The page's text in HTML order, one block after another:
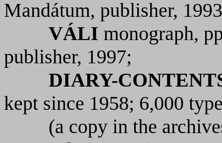
Mandátum, publisher,
VÁLI monograph,
publisher, 1997;
DIARY-
kept since 1958; 6,000
(a copy in the